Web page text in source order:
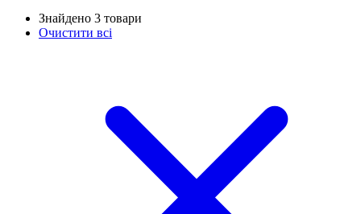
Знайдено 3 товари
Очистити всі